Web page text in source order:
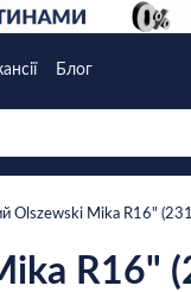
Блог
Olszewski Mika R16"
R16"